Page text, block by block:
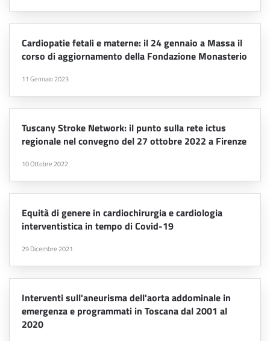
Cardiopatie fetali e materne: il 24 gennaio a Massa il
corso di aggiornamento della Fondazione Monasterio
11 Gennaio 2023
Tuscany Stroke Network: il punto sulla rete ictus
regionale nel convegno del 27 ottobre 2022 a Firenze
10 Ottobre 2022
Equità di genere in cardiochirurgia e cardiologia
interventistica in tempo di Covid-19
29 Dicembre 2021
Interventi sull'aneurisma dell'aorta addominale in
emergenza e programmati in Toscana dal 2001 al
2020